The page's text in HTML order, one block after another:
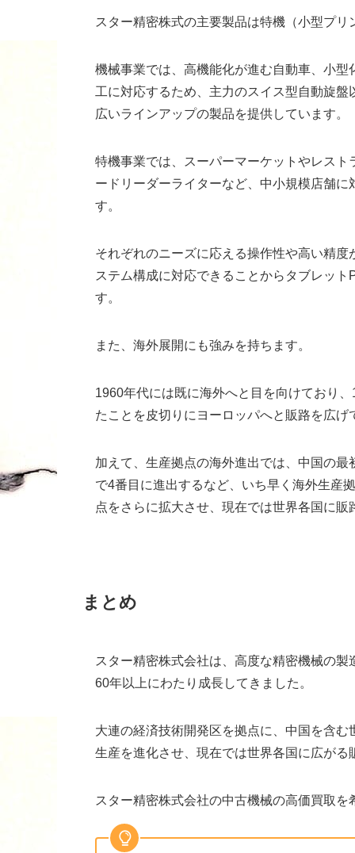
スター精密株式の主要製品は特機（小型プ
機械事業では、高機能化が進む自動車、小
工に対応するため、主力のスイス型自動旋
広いラインアップの製品を提供しています。
特機事業では、スーパーマーケットやレス
ードリーダーライターなど、中小規模店舗
す。
それぞれのニーズに応える操作性や高い精
ステム構成に対応できることからタブレッ
す。
また、海外展開にも強みを持ちます。
1960年代には既に海外へと目を向けており
たことを皮切りにヨーロッパへと販路を広げ
加えて、生産拠点の海外進出では、中国の
で4番目に進出するなど、いち早く海外生産
点をさらに拡大させ、現在では世界各国に販
まとめ
スター精密株式会社は、高度な精密機械の
60年以上にわたり成長してきました。
大連の経済技術開発区を拠点に、中国を含
生産を進化させ、現在では世界各国に広が
スター精密株式会社の中古機械の高価買取